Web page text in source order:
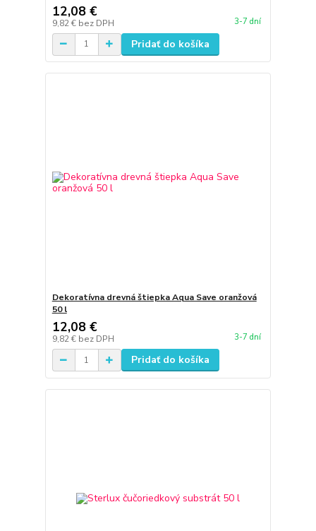
12,08 €
9,82 € bez DPH 3-7 dní
Pridať do košíka
Dekoratívna drevná štiepka Aqua Save oranžová
50 l
12,08 €
9,82 € bez DPH 3-7 dní
Pridať do košíka